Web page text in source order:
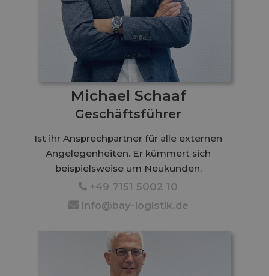
Michael Schaaf
Geschäftsführer
Ist ihr Ansprechpartner für alle externen
Angelegenheiten. Er kümmert sich
beispielsweise um Neukunden.
1+49 7151 5002 10
6 info@bay-logistik.de